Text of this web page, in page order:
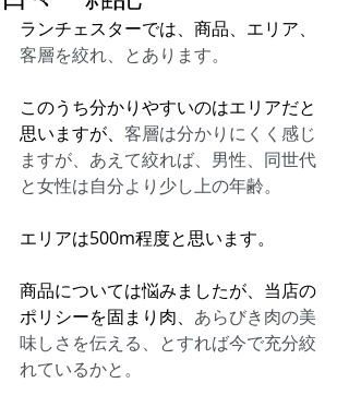
ランチェスターでは、商品、エリア、
客層を絞れ、とあります。
このうち分かりやすいのはエリアだと
思いますが、 客層は分かりにくく感じ
ますが、あえて絞れば、男性、同世代
と女性は自分より少し上の年齢。
エリアは500m程度と思います。
商品については悩みましたが、当店の
ポリシーを固まり肉、 あらびき肉の美
味しさを伝える、とすれば今で充分絞
れているかと。